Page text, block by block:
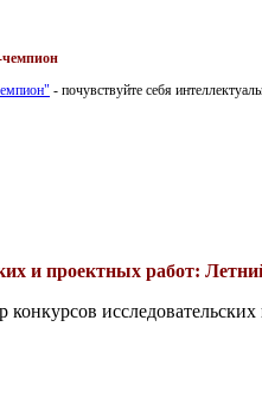
- почувствуйте себя
и проектных работ: